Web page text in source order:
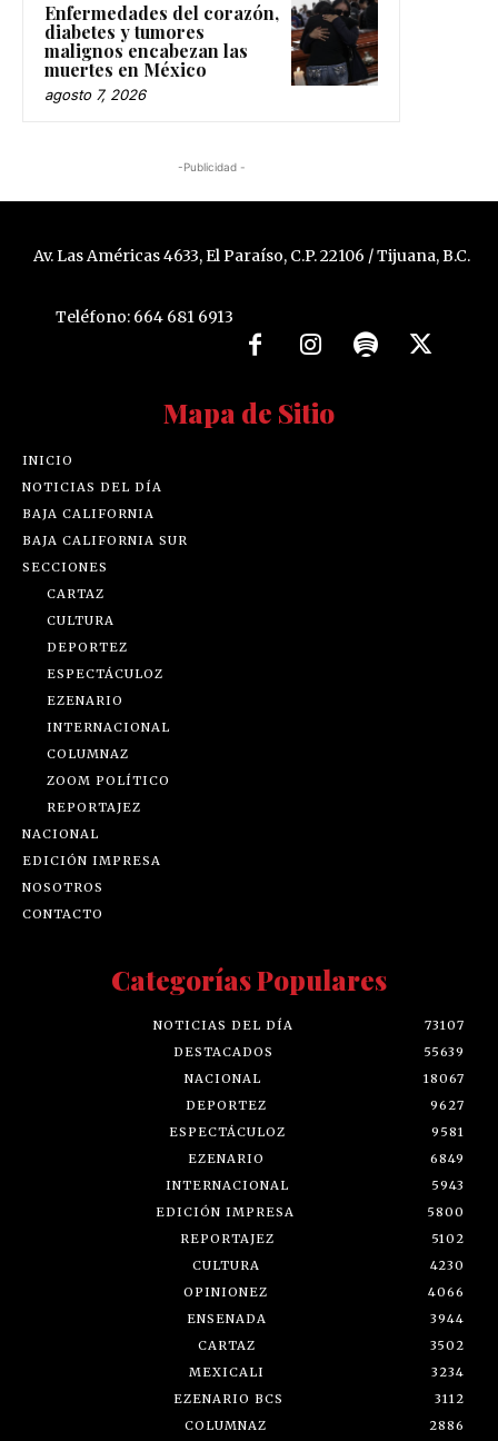
Enfermedades del corazón,
diabetes y tumores
malignos encabezan las
muertes en México
agosto 7, 2026
-Publicidad -
Av. Las Américas 4633, El Paraíso, C.P. 22106 / Tijuana, B.C.
Teléfono: 664 681 6913
Mapa de Sitio
INICIO
NOTICIAS DEL DÍA
BAJA CALIFORNIA
BAJA CALIFORNIA SUR
SECCIONES
CARTAZ
CULTURA
DEPORTEZ
ESPECTÁCULOZ
EZENARIO
INTERNACIONAL
COLUMNAZ
ZOOM POLÍTICO
REPORTAJEZ
NACIONAL
EDICIÓN IMPRESA
NOSOTROS
CONTACTO
Categorías Populares
NOTICIAS DEL DÍA
73107
DESTACADOS
55639
NACIONAL
18067
DEPORTEZ
9627
ESPECTÁCULOZ
9581
EZENARIO
6849
INTERNACIONAL
5943
EDICIÓN IMPRESA
5800
REPORTAJEZ
5102
CULTURA
4230
OPINIONEZ
4066
ENSENADA
3944
CARTAZ
3502
MEXICALI
3234
EZENARIO BCS
3112
COLUMNAZ
2886